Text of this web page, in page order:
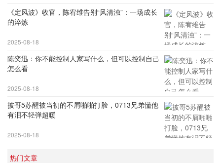
《定风波》收官，陈宥维告别“风清浊”：一场成长
的淬炼
2025-08-18
陈奕迅：你不能控制人家写什么，但可以控制自己
怎么看
2025-08-18
披哥5苏醒被当初的不屑啪啪打脸，0713兄弟懂他
有泪不轻弹超暖
2025-08-18
热门文章